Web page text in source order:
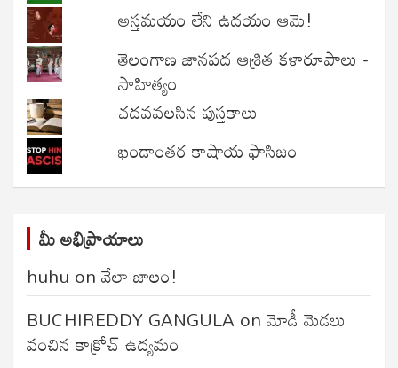
అస్తమయం లేని ఉదయం ఆమె!
తెలంగాణ జానపద ఆశ్రిత కళారూపాలు -
సాహిత్యం
చదవవలసిన పుస్తకాలు
ఖండాంతర కాషాయ ఫాసిజం
మీ అభిప్రాయాలు
huhu onవేలా జాలం!
BUCHIREDDY GANGULA onమోడీ మెడలు
వంచిన కాక్రోచ్ ఉద్యమం